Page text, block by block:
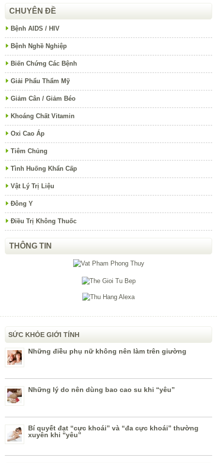
CHUYÊN ĐỀ
Bệnh AIDS / HIV
Bệnh Nghề Nghiệp
Biến Chứng Các Bệnh
Giải Phẩu Thẩm Mỹ
Giảm Cân / Giảm Béo
Khoáng Chất Vitamin
Oxi Cao Áp
Tiêm Chủng
Tình Huống Khẩn Cấp
Vật Lý Trị Liệu
Đông Y
Điều Trị Không Thuốc
THÔNG TIN
SỨC KHỎE GIỚI TÍNH
Những điều phụ nữ không nên làm trên giường
Những lý do nên dùng bao cao su khi “yêu”
Bí quyết đạt “cực khoái” và “đa cực khoái” thường
xuyên khi “yêu”